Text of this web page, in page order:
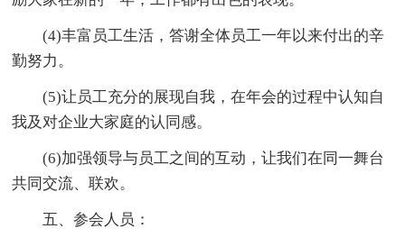
(4)丰富员工生活，答谢全体员工一年以来付出的辛
勤努力。
(5)让员工充分的展现自我，在年会的过程中认知自
我及对企业大家庭的认同感。
(6)加强领导与员工之间的互动，让我们在同一舞台
共同交流、联欢。
五、参会人员：